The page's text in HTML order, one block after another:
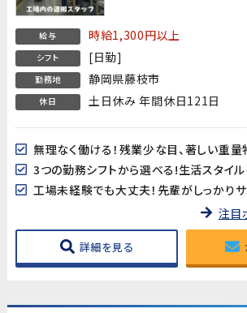
給与 時給1,300円以上
シフト [日勤]
勤務地 静岡県藤枝市
休日 土日休み 年間休日121日
工場未経験でも大丈夫！先輩がしっかりサ
注目
詳細を見る